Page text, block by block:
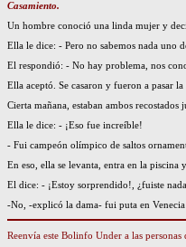
Casamiento.
Un hombre conoció una linda mujer y
Ella le dice: - Pero no sabemos nada uno
El respondió: - No hay problema, nos
Ella aceptó. Se casaron y fueron a pasar
Cierta mañana, estaban ambos
Ella le dice: - ¡Eso fue increíble!
- Fui campeón olímpico de saltos
En eso, ella se levanta, entra en la
El dice: - ¡Estoy sorprendido!, ¿fuiste
-No, -explicó la dama- fui puta en
Reenvía este Bolinfo Under a las